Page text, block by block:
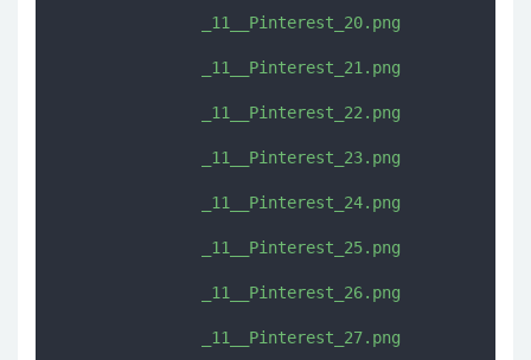
               _11__Pinterest_20.png
               _11__Pinterest_21.png
               _11__Pinterest_22.png
               _11__Pinterest_23.png
               _11__Pinterest_24.png
               _11__Pinterest_25.png
               _11__Pinterest_26.png
               _11__Pinterest_27.png